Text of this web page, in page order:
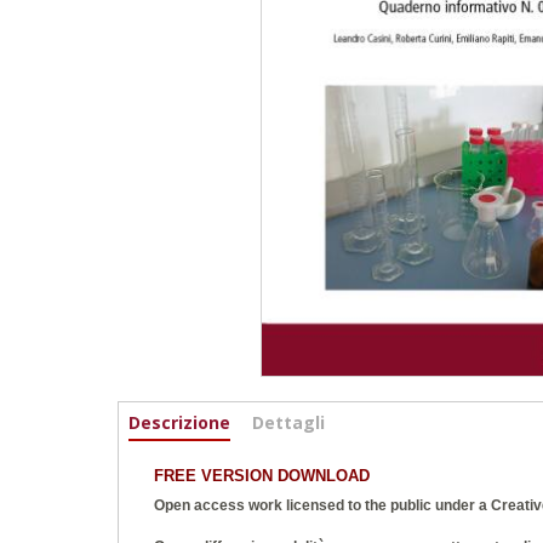
Informazioni
Descrizione (active
Dettagli
FREE VERSION DOWNLOAD
Open access work licensed to the public under a